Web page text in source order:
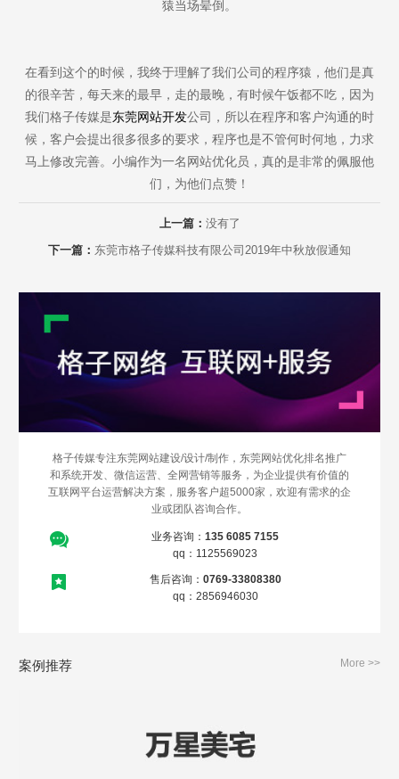
猿当场晕倒。
在看到这个的时候，我终于理解了我们公司的程序猿，他们是真
的很辛苦，每天来的最早，走的最晚，有时候午饭都不吃，因为
我们格子传媒是东莞网站开发公司，所以在程序和客户沟通的时
候，客户会提出很多很多的要求，程序也是不管何时何地，力求
马上修改完善。小编作为一名网站优化员，真的是非常的佩服他
们，为他们点赞！
上一篇： 没有了
下一篇： 东莞市格子传媒科技有限公司2019年中秋放假通知
格子传媒专注东莞网站建设/设计/制作，东莞网站优化排名推广
和系统开发、微信运营、全网营销等服务，为企业提供有价值的
互联网平台运营解决方案，服务客户超5000家，欢迎有需求的企
业或团队咨询合作。
业务咨询： 135 6085 7155
qq：1125569023
售后咨询： 0769-33808380
qq：2856946030
案例推荐 More >>